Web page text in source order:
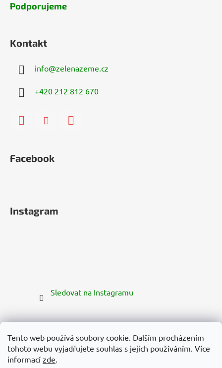
Tento web používá soubory cookie. Dalším procházením
tohoto webu vyjadřujete souhlas s jejich používáním. Více
informací zde.
Podporujeme
Kontakt
info@zelenazeme.cz
+420 212 812 670
Facebook
Instagram
Sledovat na Instagramu